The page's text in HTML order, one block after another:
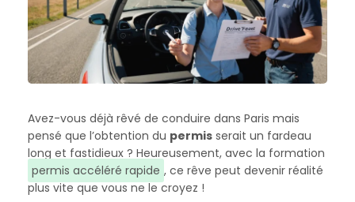
Avez-vous déjà rêvé de conduire dans Paris mais
pensé que l’obtention du permis serait un fardeau
long et fastidieux ? Heureusement, avec la formation
permis accéléré rapide , ce rêve peut devenir réalité
plus vite que vous ne le croyez !